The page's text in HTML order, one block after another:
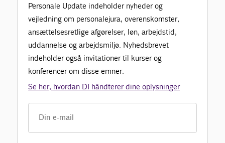
Personale Update indeholder nyheder og
vejledning om personalejura, overenskomster,
ansættelsesretlige afgørelser, løn, arbejdstid,
uddannelse og arbejdsmiljø. Nyhedsbrevet
indeholder også invitationer til kurser og
konferencer om disse emner.
Se her, hvordan DI håndterer dine oplysninger